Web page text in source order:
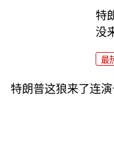
特
没
最
特朗普这狼来了连